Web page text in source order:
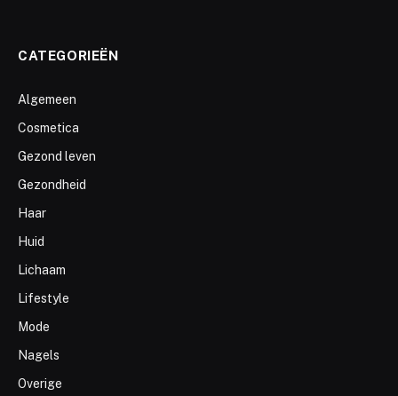
CATEGORIEËN
Algemeen
Cosmetica
Gezond leven
Gezondheid
Haar
Huid
Lichaam
Lifestyle
Mode
Nagels
Overige